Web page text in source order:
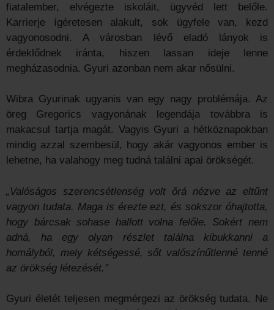
fiatalember, elvégezte iskoláit, ügyvéd lett belőle.
Karrierje ígéretesen alakult, sok ügyfele van, kezd
vagyonosodni. A városban lévő eladó lányok is
érdeklődnek iránta, hiszen lassan ideje lenne
megházasodnia. Gyuri azonban nem akar nősülni.
Wibra Gyurinak ugyanis van egy nagy problémája. Az
öreg Gregorics vagyonának legendája továbbra is
makacsul tartja magát. Vagyis Gyuri a hétköznapokban
mindig azzal szembesül, hogy akár vagyonos ember is
lehetne, ha valahogy meg tudná találni apai örökségét.
„Valóságos szerencsétlenség volt őrá nézve az eltűnt
vagyon tudata. Maga is érezte ezt, és sokszor óhajtotta,
hogy bárcsak sohase hallott volna felőle. Sokért nem
adná, ha egy olyan részlet találna kibukkanni a
homályból, mely kétségessé, sőt valószínűtlenné tenné
az örökség létezését.”
Gyuri életét teljesen megmérgezi az örökség tudata. Ne